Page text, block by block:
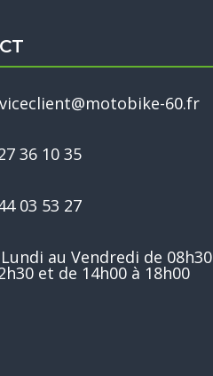
60.fr
36 10 35
03 53 27
au Vendredi de 08h30
et de 14h00 à 18h00